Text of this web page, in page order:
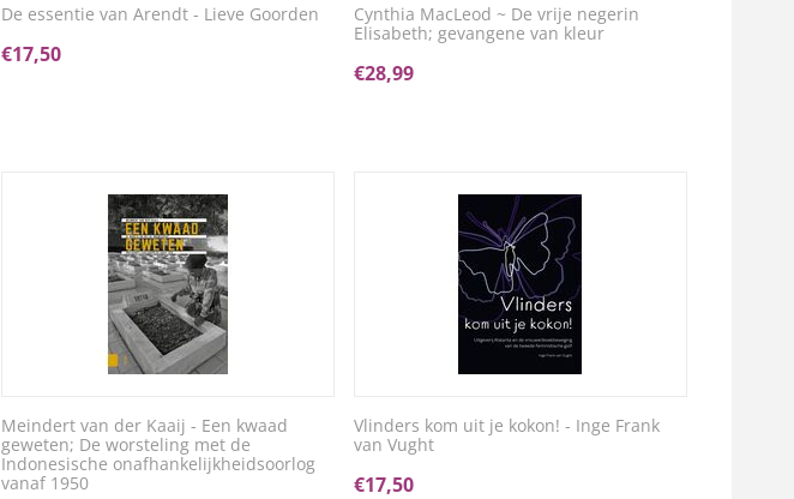
De essentie van Arendt - Lieve Goorden
€17,50
Cynthia MacLeod ~ De vrije negerin
Elisabeth; gevangene van kleur
€28,99
Meindert van der Kaaij - Een kwaad
geweten; De worsteling met de
Indonesische onafhankelijkheidsoorlog
vanaf 1950
Vlinders kom uit je kokon! - Inge Frank
van Vught
€17,50